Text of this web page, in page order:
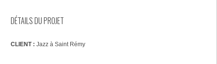
DÉTAILS DU PROJET
CLIENT : Jazz à Saint Rémy